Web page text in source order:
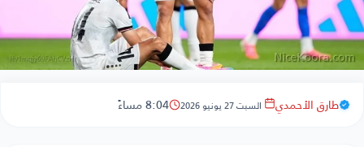
طارق الأحمدي السبت 27 يونيو 2026 8:04 مساءً